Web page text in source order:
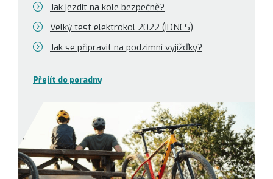
Jak jezdit na kole bezpečně?
Velký test elektrokol 2022 (iDNES)
Jak se připravit na podzimní vyjížďky?
Přejít do poradny